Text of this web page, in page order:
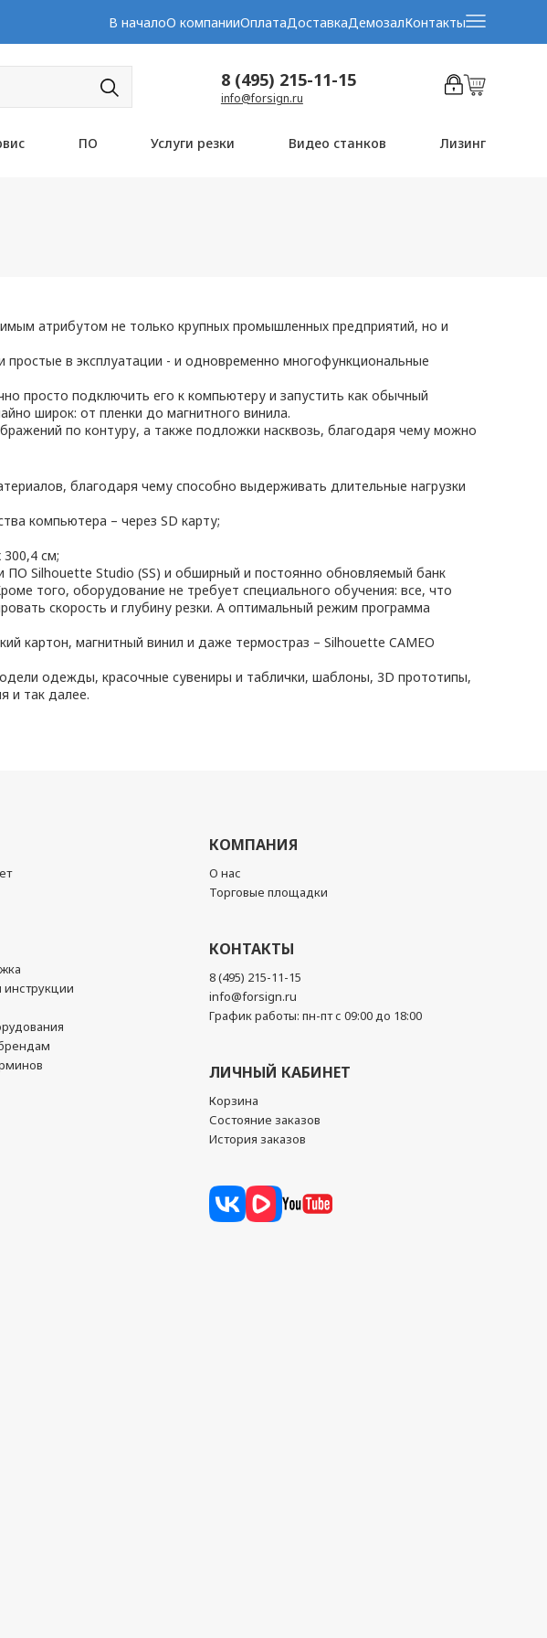
В началоО компанииОплатаДоставкаДемозалКонтакты
8 (495) 215-11-15
info@forsign.ru
ПО Услуги резки Видео станков Лизинг
атрибутом не только крупных промышленных предприятий, но и
в эксплуатации - и одновременно многофункциональные
просто подключить его к компьютеру и запустить как обычный
широк: от пленки до магнитного винила.
по контуру, а также подложки насквозь, благодаря чему можно
благодаря чему способно выдерживать длительные нагрузки
компьютера – через SD карту;
см;
ПО Silhouette Studio (SS) и обширный и постоянно обновляемый банк
того, оборудование не требует специального обучения: все, что
скорость и глубину резки. А оптимальный режим программа
картон, магнитный винил и даже термостраз – Silhouette CAMEO
одежды, красочные сувениры и таблички, шаблоны, 3D прототипы,
и так далее.
КОМПАНИЯ
О нас
Торговые площадки
КОНТАКТЫ
8 (495) 215-11-15
info@forsign.ru
График работы: пн-пт с 09:00 до 18:00
ЛИЧНЫЙ КАБИНЕТ
Корзина
Состояние заказов
История заказов